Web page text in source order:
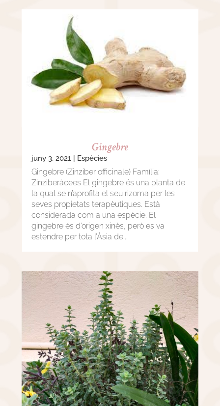
Gingebre
juny 3, 2021| Espècies
Gingebre (Zinziber officinale) Família:
Zinziberàcees El gingebre és una planta de
la qual se n’aprofita el seu rizoma per les
seves propietats terapèutiques. Està
considerada com a una espècie. El
gingebre és d’origen xinès, però es va
estendre per tota l’Àsia de...